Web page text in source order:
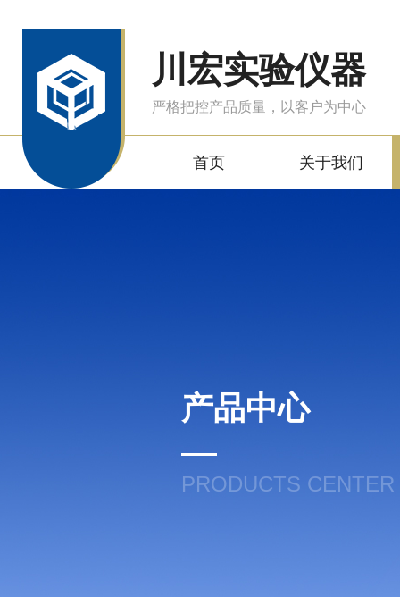
川宏实验仪器
严格把控产品质量，以客户为中心
首页 关于我们
产品中心
PRODUCTS CENTER